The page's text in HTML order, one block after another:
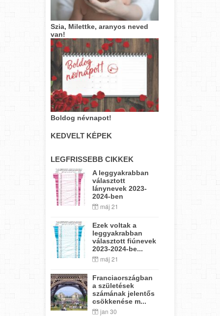
Szia, Milettke, aranyos neved
van!
Boldog névnapot!
KEDVELT KÉPEK
LEGFRISSEBB CIKKEK
A leggyakrabban
választott
lánynevek 2023-
2024-ben
máj 21
Ezek voltak a
leggyakrabban
választott fiúnevek
2023-2024-be...
máj 21
Franciaországban
a születések
számának jelentős
csökkenése m...
jan 30